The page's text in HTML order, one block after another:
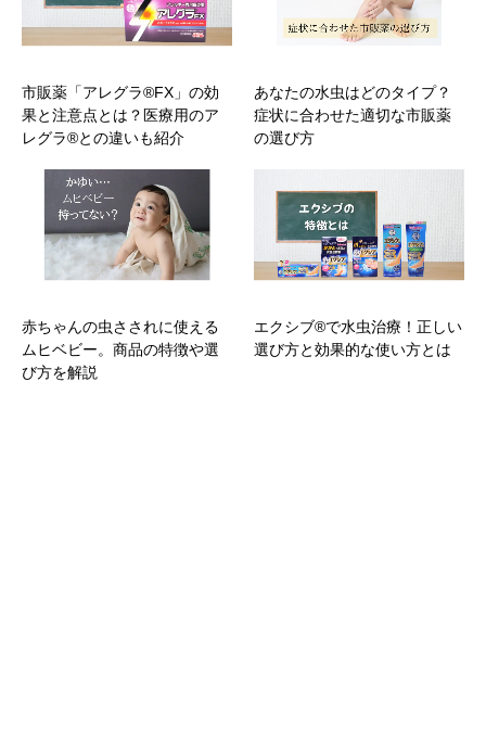
市販薬「アレグラ®FX」の効
果と注意点とは？医療用のア
レグラ®との違いも紹介
あなたの水虫はどのタイプ？
症状に合わせた適切な市販薬
の選び方
赤ちゃんの虫さされに使える
ムヒベビー。商品の特徴や選
び方を解説
エクシブ®で水虫治療！正しい
選び方と効果的な使い方とは